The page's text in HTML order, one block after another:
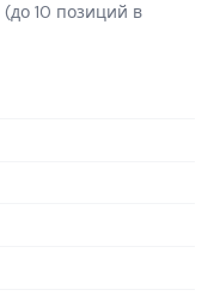
(до 10 позиций в